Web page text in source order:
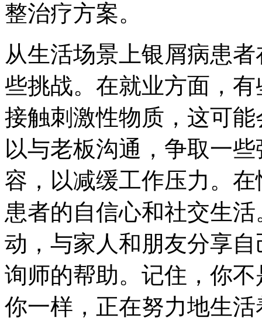
整治疗方案。
从生活场景上银屑病患
些挑战。在就业方面，
接触刺激性物质，这可
以与老板沟通，争取一
容，以减缓工作压力。
患者的自信心和社交生
动，与家人和朋友分享
询师的帮助。记住，你
你一样，正在努力地生活